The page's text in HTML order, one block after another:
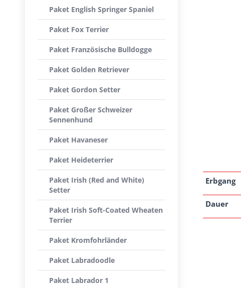
Erbgang
Dauer
Paket English Springer Spaniel
Paket Fox Terrier
Paket Französische Bulldogge
Paket Golden Retriever
Paket Gordon Setter
Paket Großer Schweizer
Sennenhund
Paket Havaneser
Paket Heideterrier
Paket Irish (Red and White)
Setter
Paket Irish Soft-Coated Wheaten
Terrier
Paket Kromfohrländer
Paket Labradoodle
Paket Labrador 1